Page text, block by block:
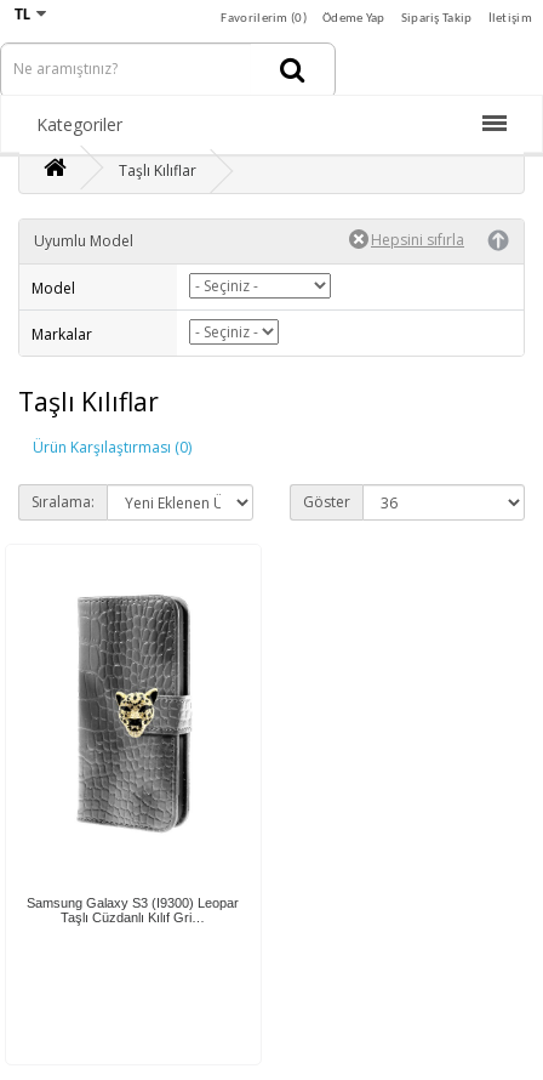
TL Favorilerim (0) Ödeme Yap Sipariş Takip İletişim
Kategoriler
Taşlı Kılıflar
Uyumlu Model
Model
Markalar
Taşlı Kılıflar
Ürün Karşılaştırması (0)
Sıralama: Göster
Samsung Galaxy S3 (I9300) Leopar
Taşlı Cüzdanlı Kılıf Gri…